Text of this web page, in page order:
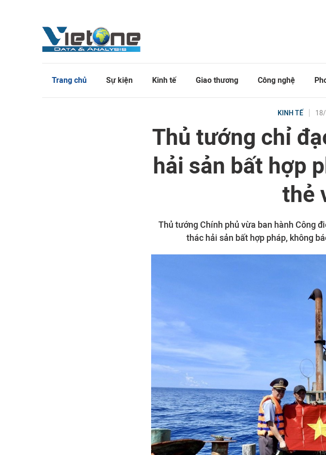
Trang chủ Sự kiện Kinh tế Giao thương Công nghệ
KINH TẾ
Thủ tướng chỉ
hải sản bất hợp
thẻ
Thủ tướng Chính phủ vừa ban hành Công
thác hải sản bất hợp pháp, không